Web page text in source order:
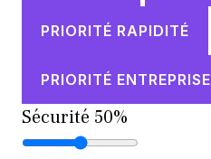
PRIORITÉ RAPIDITÉ
PRIORITÉ ENTREPRISE
Sécurité 50%